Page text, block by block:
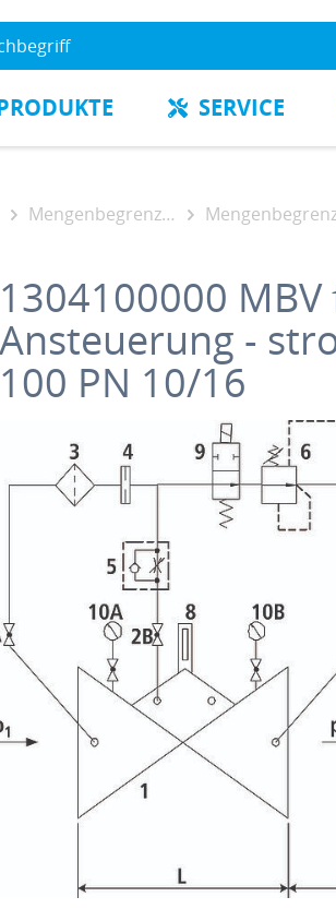
SERVICE
Mengenbegrenzungsventile
1304100000
Ansteuerung -
100 PN 10/16